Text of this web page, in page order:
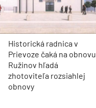
Historická radnica v
Prievoze čaká na obnovu.
Ružinov hľadá
zhotoviteľa rozsiahlej
obnovy